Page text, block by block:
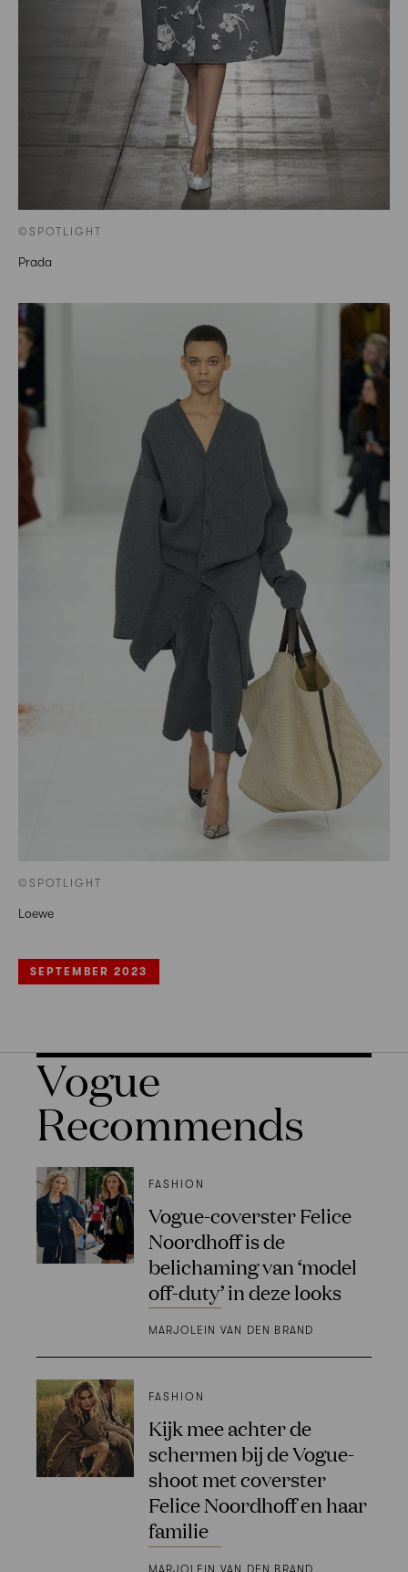
©SPOTLIGHT
Prada
©SPOTLIGHT
Loewe
SEPTEMBER 2023
Vogue
Recommends
FASHION
Vogue-coverster Felice
Noordhoff is de
belichaming van ‘model
off-duty’ in deze looks
MARJOLEIN VAN DEN BRAND
FASHION
Kijk mee achter de
schermen bij de Vogue-
shoot met coverster
Felice Noordhoff en haar
familie
MARJOLEIN VAN DEN BRAND